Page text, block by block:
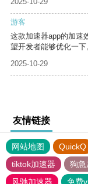
游客
这款加速器app的加速
望开发者能够优化一下
2025-10-29
友情链接
网站地图 QuickQ
tiktok加速器
狗急
风驰加速器
免费